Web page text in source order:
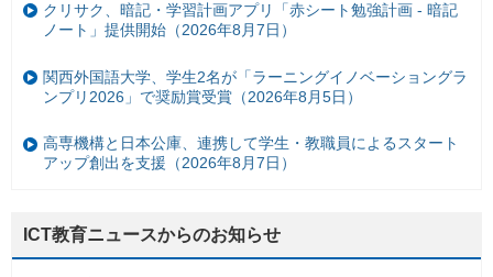
クリサク、暗記・学習計画アプリ「赤シート勉強計画 - 暗記
ノート」提供開始（2026年8月7日）
関西外国語大学、学生2名が「ラーニングイノベーショングラ
ンプリ2026」で奨励賞受賞（2026年8月5日）
高専機構と日本公庫、連携して学生・教職員によるスタート
アップ創出を支援（2026年8月7日）
ICT教育ニュースからのお知らせ